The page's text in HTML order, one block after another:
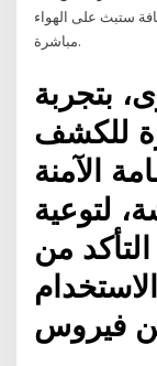
ستبث على الهواء
مباشرة.
بتجربة
للكشف
الآمنة
لتوعية
من
فيروس